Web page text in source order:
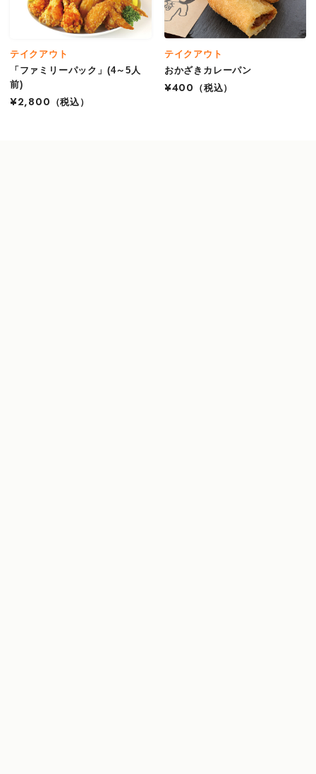
テイクアウト
「ファミリーパック」(4～5人
前)
¥2,800
（税込）
テイクアウト
おかざきカレーパン
¥400
（税込）